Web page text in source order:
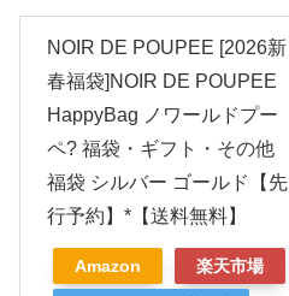
NOIR DE POUPEE [2026新
春福袋]NOIR DE POUPEE
HappyBag ノワールドプー
ペ? 福袋・ギフト・その他
福袋 シルバー ゴールド【先
行予約】*【送料無料】
Amazon 楽天市場